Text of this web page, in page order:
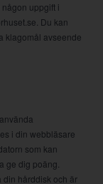
uppgift i
Du kan
klagomål avseende
i din webbläsare
som kan
ge dig poäng.
din hårddisk och är